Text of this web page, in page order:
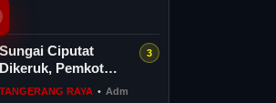
•
Sungai Ciputat
Dikeruk, Pemkot
Tangsel Perkuat
TANGERANG RAYA • Adm